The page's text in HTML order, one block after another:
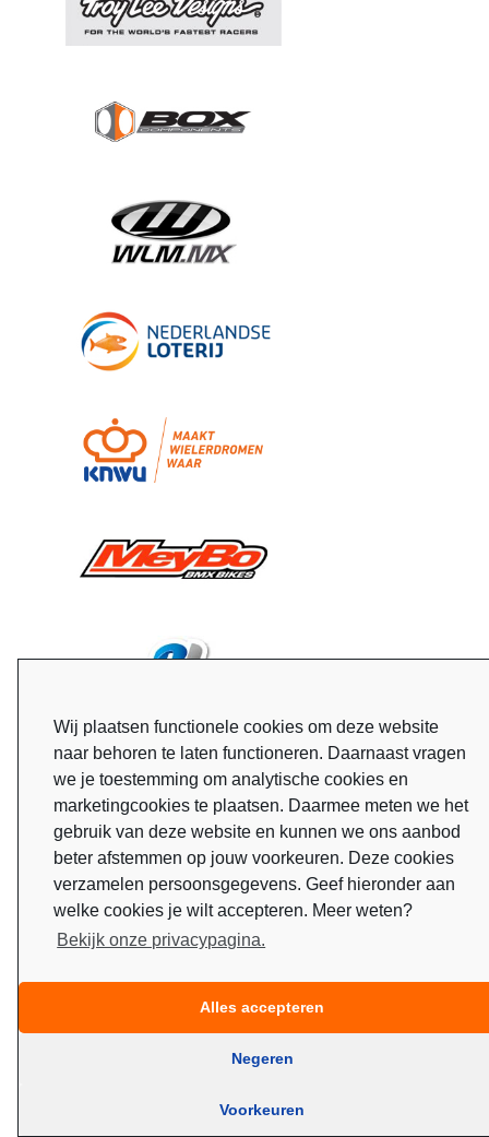
Wij plaatsen functionele cookies om deze website
naar behoren te laten functioneren. Daarnaast vragen
we je toestemming om analytische cookies en
marketingcookies te plaatsen. Daarmee meten we het
gebruik van deze website en kunnen we ons aanbod
beter afstemmen op jouw voorkeuren. Deze cookies
verzamelen persoonsgegevens. Geef hieronder aan
welke cookies je wilt accepteren. Meer weten?
Bekijk onze privacypagina.
Alles accepteren
Negeren
Voorkeuren